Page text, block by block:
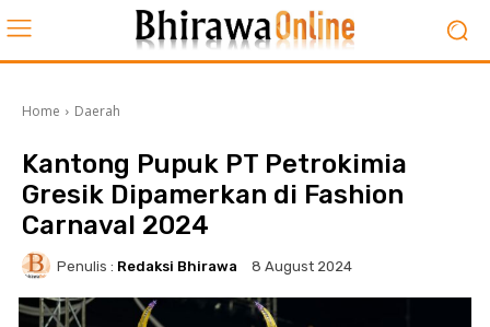
Home Daerah
Kantong Pupuk PT Petrokimia
Gresik Dipamerkan di Fashion
Carnaval 2024
Penulis : Redaksi Bhirawa 8 August 2024